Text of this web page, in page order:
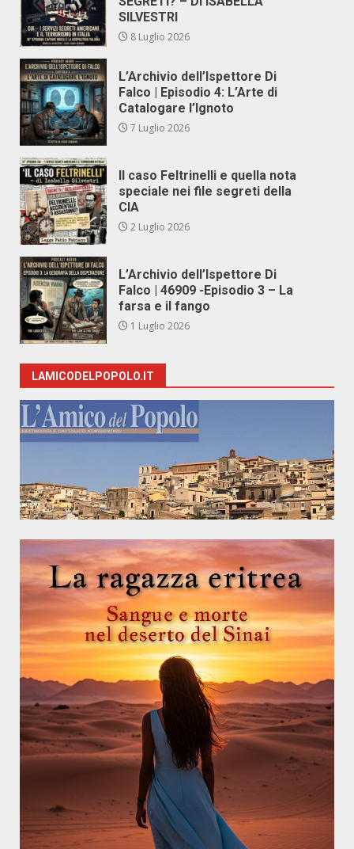
SILVESTRI
8 Luglio 2026
L’Archivio dell’Ispettore Di
Falco | Episodio 4: L’Arte di
Catalogare l’Ignoto
7 Luglio 2026
Il caso Feltrinelli e quella nota
speciale nei file segreti della
CIA
2 Luglio 2026
L’Archivio dell’Ispettore Di
Falco | 46909 -Episodio 3 – La
farsa e il fango
1 Luglio 2026
LAMICODELPOPOLO.IT